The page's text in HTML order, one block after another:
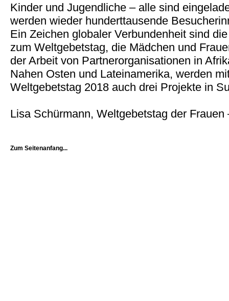
Kinder und Jugendliche – alle sind
werden wieder hunderttausende
Ein Zeichen globaler Verbundenheit sind
zum Weltgebetstag, die Mädchen und
der Arbeit von Partnerorganisationen in
Nahen Osten und Lateinamerika, werden
Weltgebetstag 2018 auch drei Projekte in
Lisa Schürmann, Weltgebetstag der
Zum Seitenanfang...